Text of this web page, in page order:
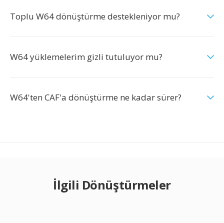
Toplu W64 dönüştürme destekleniyor mu?
W64 yüklemelerim gizli tutuluyor mu?
W64'ten CAF'a dönüştürme ne kadar sürer?
İlgili Dönüştürmeler